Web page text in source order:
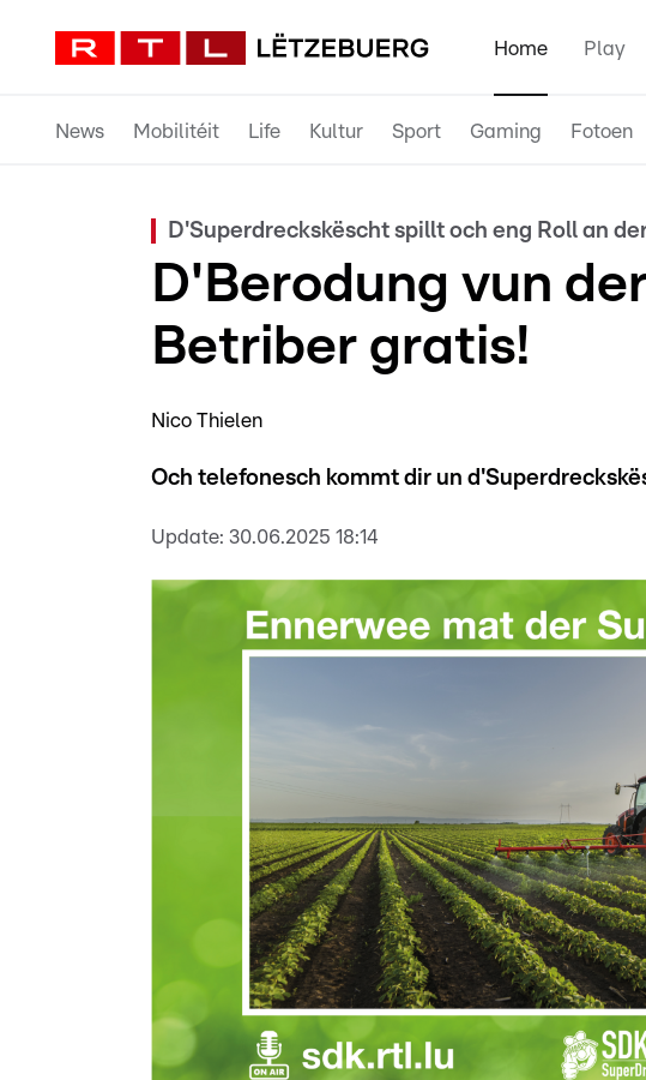
Home Play
News Mobilitéit Life Kultur Sport Gaming Fotoen
D'Superdreckskëscht spillt och eng Roll an
D'Berodung vun
Betriber gratis!
Nico Thielen
Och telefonesch kommt dir un
Update: 30.06.2025 18:14